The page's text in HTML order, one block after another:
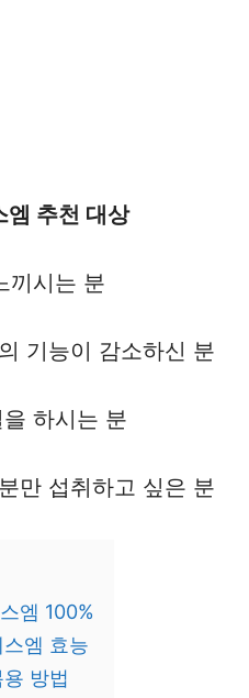
엠 추천 대상
끼시는 분
기능이 감소하신 분
하시는 분
만 섭취하고 싶은 분
엠 100%
엠 효능
방법